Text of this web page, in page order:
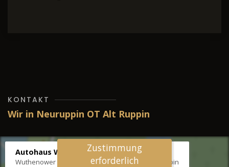
KONTAKT
Wir in Neuruppin OT Alt Ruppin
Autohaus Wernicke
Wuthenower Str. 12b, 16827 Neuruppin OT Alt Ruppin
Zustimmung
erforderlich